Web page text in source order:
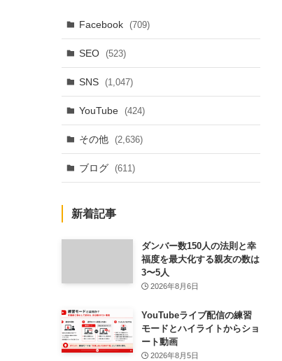
た
記
事
Facebook (709)
SEO (523)
SNS (1,047)
YouTube (424)
その他 (2,636)
ブログ (611)
新着記事
ダンバー数150人の法則と幸
福度を最大化する親友の数は
3〜5人
2026年8月6日
YouTubeライブ配信の練習
モードとハイライトからショ
ート動画
2026年8月5日